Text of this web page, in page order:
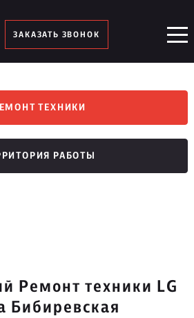
ЗАКАЗАТЬ ЗВОНОК
ТЕХНИКИ
РАБОТЫ
Ремонт техники LG
Бибиревская